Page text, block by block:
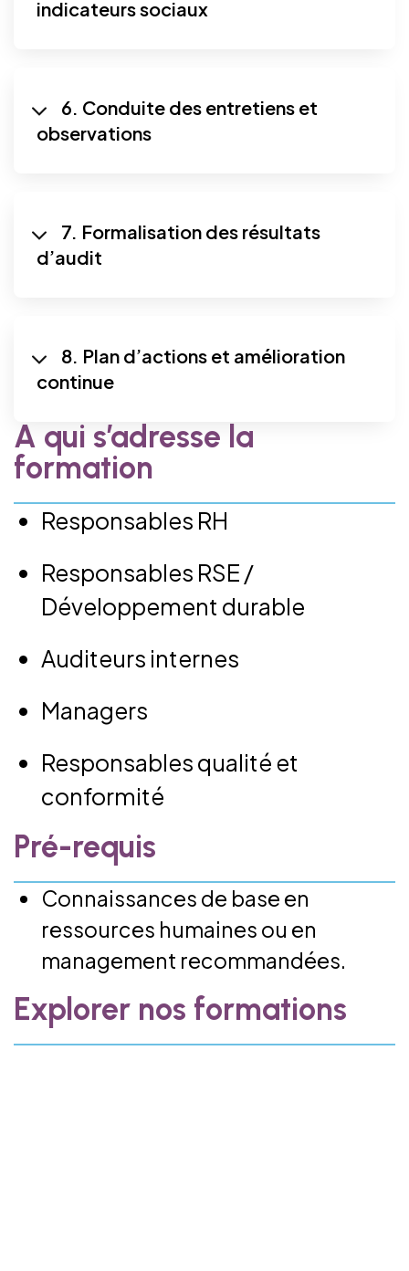
indicateurs sociaux
6. Conduite des entretiens et
observations
7. Formalisation des résultats
d’audit
8. Plan d’actions et amélioration
continue
A qui s’adresse la
formation
Responsables RH
Responsables RSE /
Développement durable
Auditeurs internes
Managers
Responsables qualité et
conformité
Pré-requis
Connaissances de base en
ressources humaines ou en
management recommandées.
Explorer nos formations